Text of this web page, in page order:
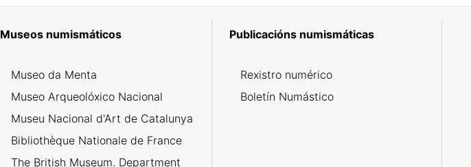
Museos numismáticos
Museo da Menta
Museo Arqueolóxico Nacional
Museu Nacional d'Art de Catalunya
Bibliothèque Nationale de France
The British Museum. Department
Publicacións numismáticas
Rexistro numérico
Boletín Numástico